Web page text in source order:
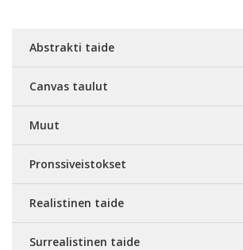
Abstrakti taide
Canvas taulut
Muut
Pronssiveistokset
Realistinen taide
Surrealistinen taide